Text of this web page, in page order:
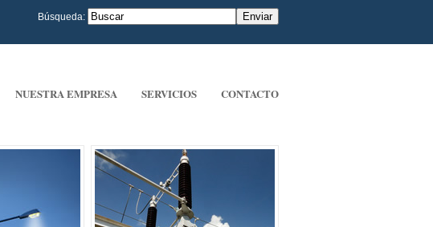
Búsqueda:
CONTACTO
SERVICIOS
NUESTRA EMPRESA